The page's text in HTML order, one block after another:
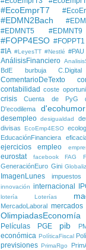
#EcoEmprT7
#EDMN2Bach
#EDMNT5 #EDMNT9
#FOPP4ESO #FOPPT1
#IA #LeyesTT #Nestlé #PAU
AnálisisFinanciero
BdE burbuja C.Digital
ComentarioDeTexto
contabilidad coste
crisis Cuenta de PyG
D'ecodilema
d'ecohumor
desempleo desigualdad
divisas EcoEmp4ESO
EducaciónFinanciera
ejercicios
empleo
eurostat
facebook FAG
GeneraciónEuro Gini
ImagenLunes impuestos
innovación internacional
lotería
Loterías
MercadoLaboral mercados
OlimpiadasEconomía
Películas PGE pib
económica PolíticaFiscal
previsiones PrimaRgo